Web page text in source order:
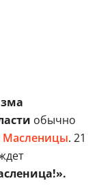
обычно
Масленицы. 21